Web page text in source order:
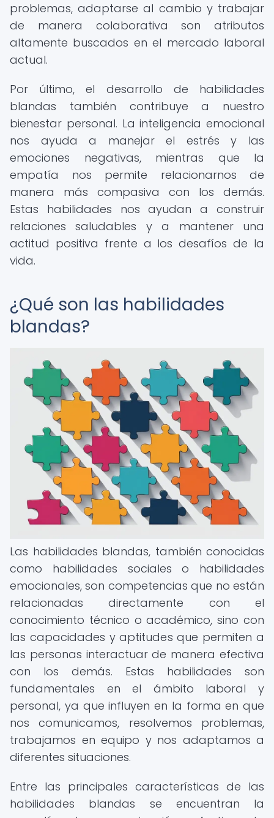
problemas, adaptarse al cambio y trabajar
de manera colaborativa son atributos
altamente buscados en el mercado laboral
actual.
Por último, el desarrollo de habilidades
blandas también contribuye a nuestro
bienestar personal. La inteligencia emocional
nos ayuda a manejar el estrés y las
emociones negativas, mientras que la
empatía nos permite relacionarnos de
manera más compasiva con los demás.
Estas habilidades nos ayudan a construir
relaciones saludables y a mantener una
actitud positiva frente a los desafíos de la
vida.
¿Qué son las habilidades
blandas?
Las habilidades blandas, también conocidas
como habilidades sociales o habilidades
emocionales, son competencias que no están
relacionadas directamente con el
conocimiento técnico o académico, sino con
las capacidades y aptitudes que permiten a
las personas interactuar de manera efectiva
con los demás. Estas habilidades son
fundamentales en el ámbito laboral y
personal, ya que influyen en la forma en que
nos comunicamos, resolvemos problemas,
trabajamos en equipo y nos adaptamos a
diferentes situaciones.
Entre las principales características de las
habilidades blandas se encuentran la